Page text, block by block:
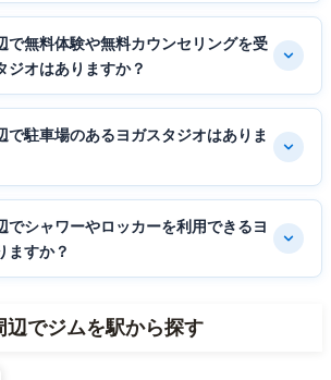
で無料体験や無料カウンセリングを受
ジオはありますか？
で駐車場のあるヨガスタジオはありま
でシャワーやロッカーを利用できるヨ
ますか？
辺でジムを駅から探す